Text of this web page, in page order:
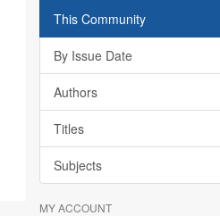
This Community
By Issue Date
Authors
Titles
Subjects
MY ACCOUNT